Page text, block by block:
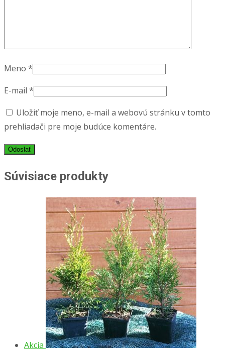
Meno *
E-mail *
Uložiť moje meno, e-mail a webovú stránku v tomto
prehliadači pre moje budúce komentáre.
Súvisiace produkty
Akcia